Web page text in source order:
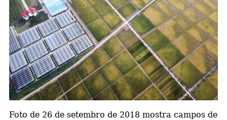
Foto de 26 de setembro de 2018 mostra campos de